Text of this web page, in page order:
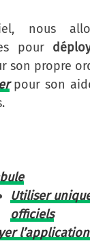
nous
pour
son propre
pour son
Utiliser
officiels